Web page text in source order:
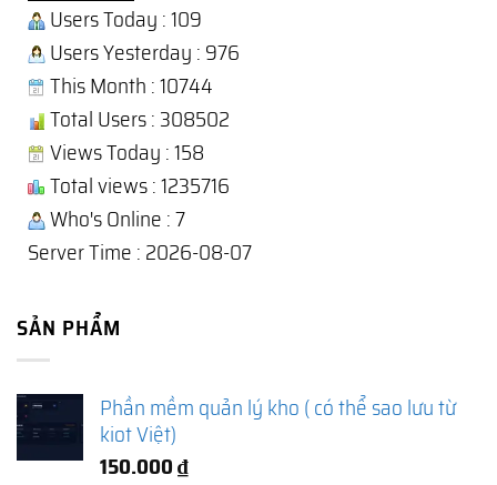
Users Today : 109
Users Yesterday : 976
This Month : 10744
Total Users : 308502
Views Today : 158
Total views : 1235716
Who's Online : 7
Server Time : 2026-08-07
SẢN PHẨM
Phần mềm quản lý kho ( có thể sao lưu từ
kiot Việt)
150.000₫